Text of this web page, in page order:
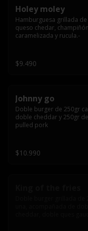
Holey moley
Hamburguesa grillada de
queso chedar,
caramelizada y rucula.-
$9.490
Johnny go
Doble burger de 250gr
doble cheddar y 250gr
pulled pork
$10.990